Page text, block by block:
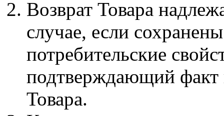
Возврат Товара
случае, если
потребительские
подтверждающий факт
Товара.